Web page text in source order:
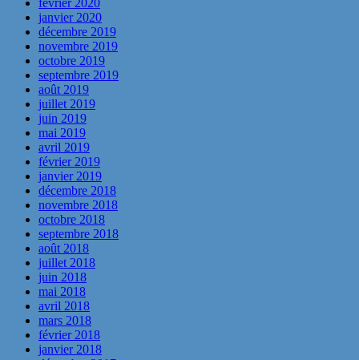
février 2020
janvier 2020
décembre 2019
novembre 2019
octobre 2019
septembre 2019
août 2019
juillet 2019
juin 2019
mai 2019
avril 2019
février 2019
janvier 2019
décembre 2018
novembre 2018
octobre 2018
septembre 2018
août 2018
juillet 2018
juin 2018
mai 2018
avril 2018
mars 2018
février 2018
janvier 2018